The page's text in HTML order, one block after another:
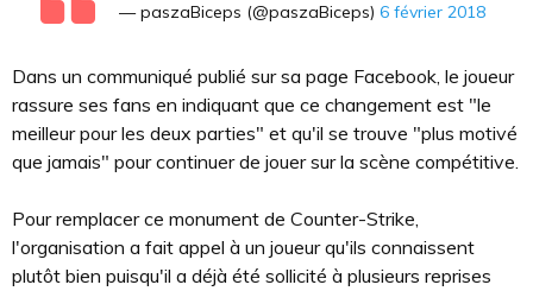
— paszaBiceps (@paszaBiceps) 6 février 2018
Dans un communiqué publié sur sa page Facebook, le joueur
rassure ses fans en indiquant que ce changement est "le
meilleur pour les deux parties" et qu'il se trouve "plus motivé
que jamais" pour continuer de jouer sur la scène compétitive.
Pour remplacer ce monument de Counter-Strike,
l'organisation a fait appel à un joueur qu'ils connaissent
plutôt bien puisqu'il a déjà été sollicité à plusieurs reprises